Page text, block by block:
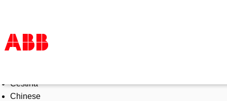
Products & Solutions
Industries
Čeština
Chinese